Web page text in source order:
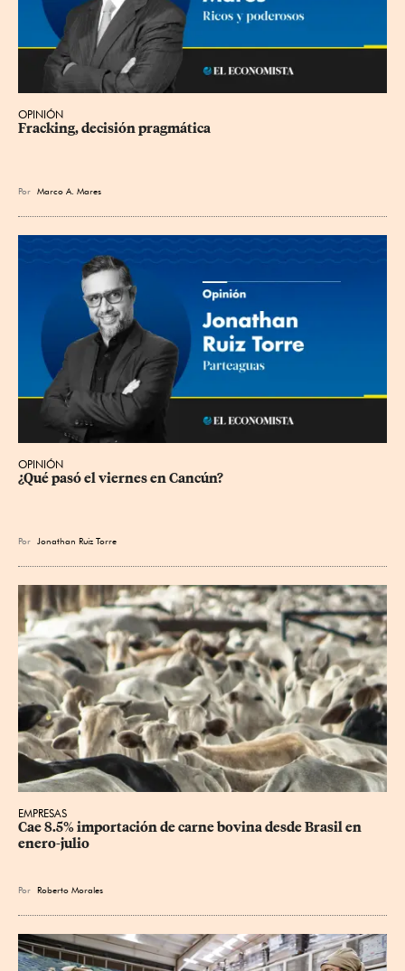
OPINIÓN
Fracking, decisión pragmática
Por Marco A. Mares
OPINIÓN
¿Qué pasó el viernes en Cancún?
Por Jonathan Ruiz Torre
EMPRESAS
Cae 8.5% importación de carne bovina desde Brasil en
enero-julio
Por Roberto Morales